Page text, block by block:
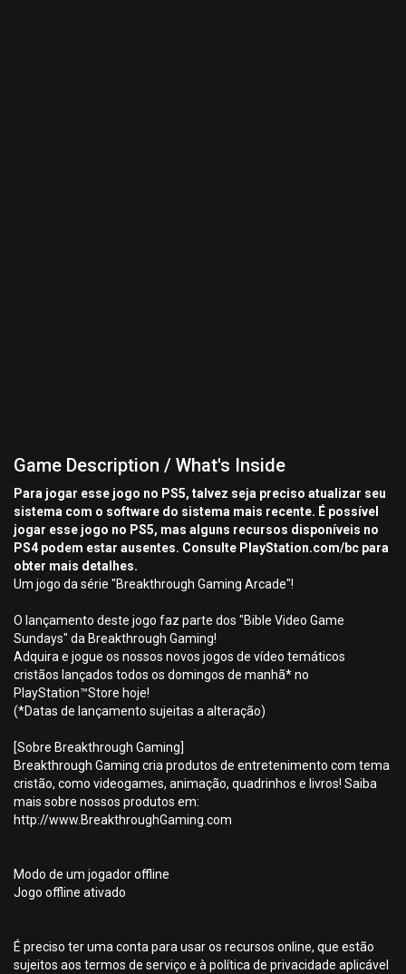
Game Description / What's Inside
Para jogar esse jogo no PS5, talvez seja preciso atualizar seu
sistema com o software do sistema mais recente. É possível
jogar esse jogo no PS5, mas alguns recursos disponíveis no
PS4 podem estar ausentes. Consulte PlayStation.com/bc para
obter mais detalhes.
Um jogo da série "Breakthrough Gaming Arcade"!
O lançamento deste jogo faz parte dos "Bible Video Game
Sundays" da Breakthrough Gaming!
Adquira e jogue os nossos novos jogos de vídeo temáticos
cristãos lançados todos os domingos de manhã* no
PlayStation™Store hoje!
(*Datas de lançamento sujeitas a alteração)
[Sobre Breakthrough Gaming]
Breakthrough Gaming cria produtos de entretenimento com tema
cristão, como videogames, animação, quadrinhos e livros! Saiba
mais sobre nossos produtos em:
http://www.BreakthroughGaming.com
Modo de um jogador offline
Jogo offline ativado
É preciso ter uma conta para usar os recursos online, que estão
sujeitos aos termos de serviço e à política de privacidade aplicável